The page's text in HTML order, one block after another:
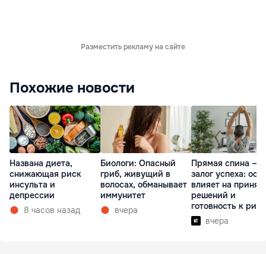
Разместить рекламу на сайте
Похожие новости
Названа диета,
снижающая риск
инсульта и
депрессии
8 часов назад
Биологи: Опасный
гриб, живущий в
волосах, обманывает
иммунитет
вчера
Прямая спина —
залог успеха:
влияет на
решений и
готовность к
вчера